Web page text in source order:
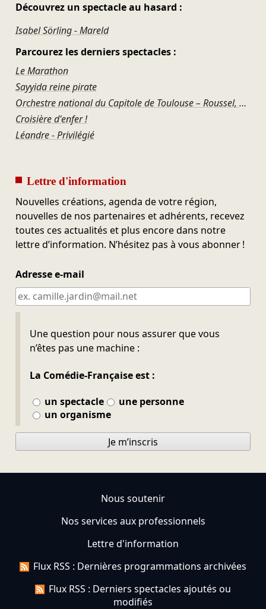
Découvrez un spectacle au hasard :
Isabel Sörling - Mareld
Parcourez les derniers spectacles :
Le Marathon
Sayyida reine pirate
Orchestre national du Capitole de Toulouse – Roussel, Ravel, Offenbach, Rosenthal, Gershwin
Croisière d'enfer !
Léandre - Privilégié
Lettre d'information
Nouvelles créations, agenda de votre région,
nouvelles de nos partenaires et adhérents, recevez
toutes ces actualités et plus encore dans notre
lettre d’information. N’hésitez pas à vous abonner !
Adresse e-mail
Une question pour nous assurer que vous
n’êtes pas une machine :
La Comédie-Française est :
un spectacle
une personne
un organisme
Ne pas remplir
Je m’inscris
Nous soutenir
Nos services aux professionnels
Lettre d'information
Flux RSS : Dernières programmations archivées
Flux RSS : Derniers spectacles ajoutés ou
modifiés